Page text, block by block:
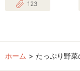
123
ホーム たっぷり野